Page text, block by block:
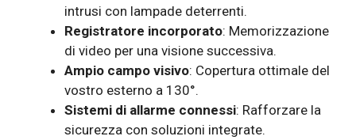
intrusi con lampade deterrenti.
Registratore incorporato: Memorizzazione
di video per una visione successiva.
Ampio campo visivo: Copertura ottimale del
vostro esterno a 130°.
Sistemi di allarme connessi: Rafforzare la
sicurezza con soluzioni integrate.